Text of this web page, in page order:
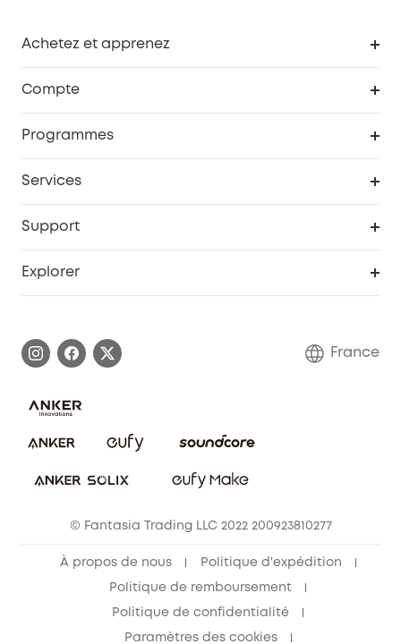
Achetez et apprenez
Compte
Programmes
Services
Support
Annuler la commande
Explorer
Communauté eufy Security
France
© Fantasia Trading LLC 2022 200923810277
À propos de nous Politique d'expédition
Politique de remboursement
Politique de confidentialité
Paramètres des cookies